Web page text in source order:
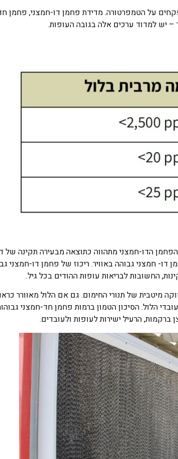
על הטמפרטורה. מדידת פחמן דו-חמצני, פחמן
– יש למדוד ערכים אלה בגובה העופות.
הדו-חמצני מתהווה כתוצאה מבעירה תקינה של
חמצני גבוהה באוויר. ריכוז של פחמן דו-חמצני
של תנורי החימום. גם אם הלול מאוורר
הלול. הסיכון הטמון ברמות פחמן חד-חמצני
ברקמות, הרעיל ישירות לעופות ולעובדים.